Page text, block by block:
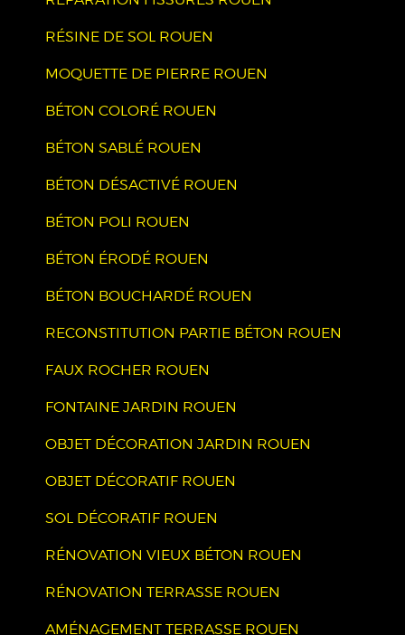
RÉSINE DE SOL ROUEN
MOQUETTE DE PIERRE ROUEN
BÉTON COLORÉ ROUEN
BÉTON SABLÉ ROUEN
BÉTON DÉSACTIVÉ ROUEN
BÉTON POLI ROUEN
BÉTON ÉRODÉ ROUEN
BÉTON BOUCHARDÉ ROUEN
RECONSTITUTION PARTIE BÉTON ROUEN
FAUX ROCHER ROUEN
FONTAINE JARDIN ROUEN
OBJET DÉCORATION JARDIN ROUEN
OBJET DÉCORATIF ROUEN
SOL DÉCORATIF ROUEN
RÉNOVATION VIEUX BÉTON ROUEN
RÉNOVATION TERRASSE ROUEN
AMÉNAGEMENT TERRASSE ROUEN